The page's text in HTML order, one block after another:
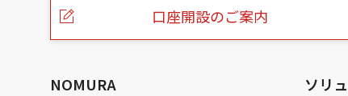
口座開設のご案内
NOMURA
ソリ